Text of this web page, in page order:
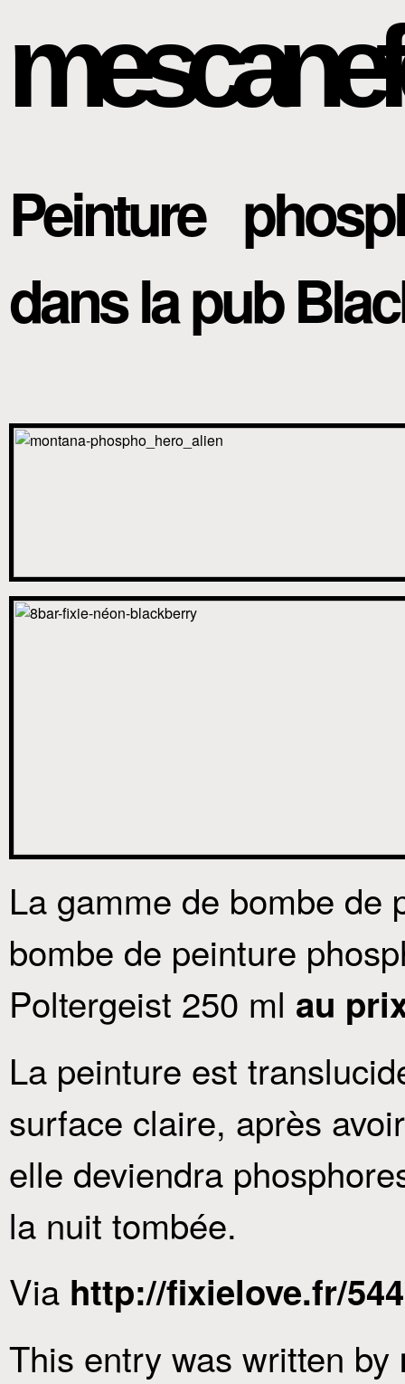
Peinture
dans la pub
La gamme de bombe de
bombe de peinture
Poltergeist 250 ml au
La peinture est
surface claire, après
elle deviendra
la nuit tombée.
Via http://fixielove.fr/
This entry was written by